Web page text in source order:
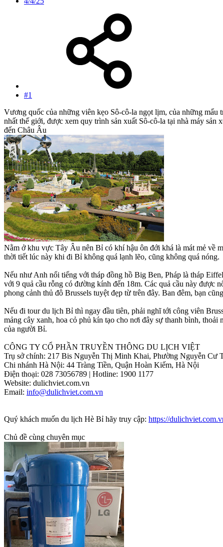
#1
Vương quốc của những viên kẹo Sô-cô-la ngọt lịm, của những mẩu
nhất thế giới, được xem quy trình sản xuất Sô-cô-la tại nhà máy
đến Châu Âu
Nằm ở khu vực Tây Âu nên Bỉ có khí hậu ôn đới khá là mát mẻ về
thời tiết lúc này khi đi Bỉ không quá lạnh lẽo, cũng không quá nóng.
Nếu như Anh nổi tiếng với tháp đồng hồ Big Ben, Pháp là tháp
với 9 quả cầu rỗng có đường kính đến 18m. Các quả cầu này được
phong cảnh thủ đô Brussels tuyệt đẹp từ trên đây. Ban đêm, bạn
Nếu đi tour du lịch Bỉ thì ngay đầu tiên, phải nghĩ tới công viên
mảng cây xanh, hoa cỏ phủ kín tạo cho nơi đây sự thanh bình, thoải
của người Bỉ.
CÔNG TY CỔ PHẦN TRUYỀN THÔNG DU LỊCH VIỆT
Trụ sở chính: 217 Bis Nguyễn Thị Minh Khai, Phường Nguyễn Cư
Chi nhánh Hà Nội: 44 Tràng Tiền, Quận Hoàn Kiếm, Hà Nội
Điện thoại: 028 73056789 | Hotline: 1900 1177
Website: dulichviet.com.vn
Email: info@dulichviet.com.vn
Quý khách muốn du lịch Hè Bỉ hãy truy cập: https://
Chủ đề cùng chuyên mục